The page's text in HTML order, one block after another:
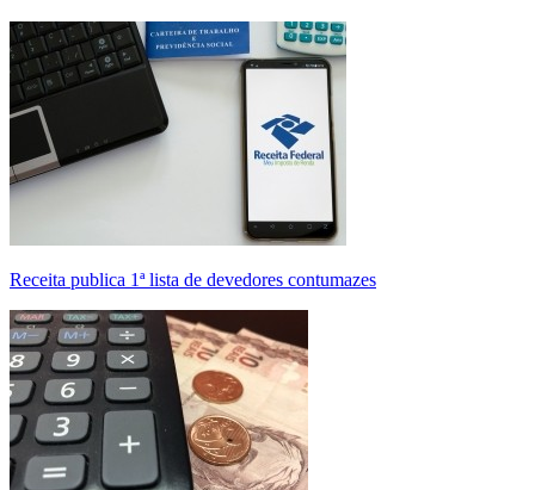
Receita publica 1ª lista de devedores contumazes